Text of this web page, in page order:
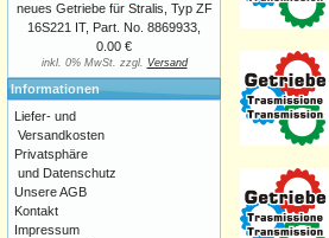
neues Getriebe für Stralis, Typ ZF
16S221 IT, Part. No. 8869933,
0.00 €
inkl. 0% MwSt. zzgl. Versand
Informationen
Liefer- und
Versandkosten
Privatsphäre
und Datenschutz
Unsere AGB
Kontakt
Impressum